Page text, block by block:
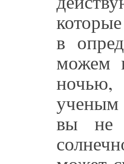
в
можем
вы не